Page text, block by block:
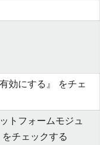
効にする』 をチェ
トフォームモジュ
チェックする